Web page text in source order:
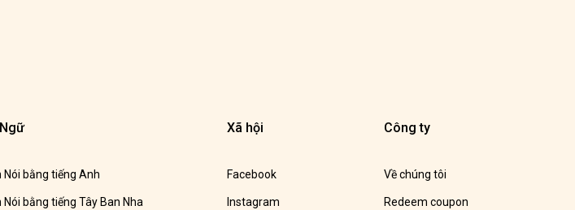
Nói bằng tiếng Anh
Nói bằng tiếng Tây Ban Nha
Xã hội
Facebook
Instagram
Công ty
Về chúng tôi
Redeem coupon